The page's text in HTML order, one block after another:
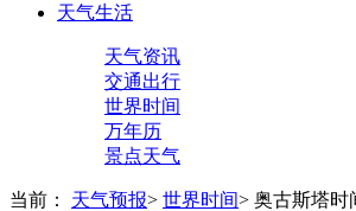
天气生活
天气资讯
交通出行
世界时间
万年历
景点天气
当前： 天气预报> 世界时间> 奥古斯塔时